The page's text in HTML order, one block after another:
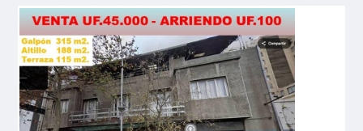
ARRIENDO
SERVICIOS
NOSOTROS
CONTACTO